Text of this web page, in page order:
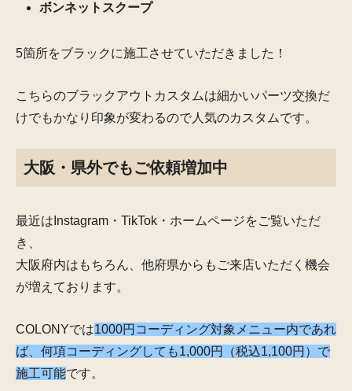
ボンネットスクープ
5箇所をブラックに施工させていただきました！
こちらのブラックアウトカスタムは細かいパーツ交換だ
けでもかなり印象が変わるので人気のカスタムです。
大阪・県外でもご依頼増加中
最近はInstagram・TikTok・ホームページをご覧いただ
き、
大阪府内はもちろん、他府県からもご来店いただく機会
が増えております。
COLONYでは1000円コーディング対象メニュー内であれ
ば、何項コーディングしても1,000円（税込1,100円）で
施工可能です。